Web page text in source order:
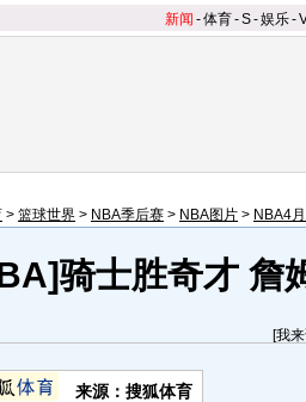
新闻 -体育-S-娱乐-
> 篮球世界 > NBA季后赛 > NBA图片 > NBA4
骑士胜奇才 詹
[我
来源：搜狐体育